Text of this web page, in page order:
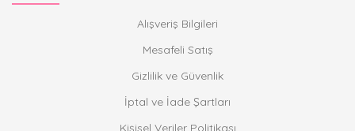
Alışveriş Bilgileri
Mesafeli Satış
Gizlilik ve Güvenlik
İptal ve İade Şartları
Kişisel Veriler Politikası